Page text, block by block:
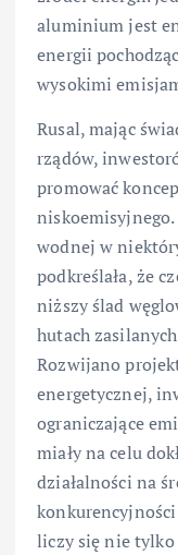
aluminium jest
energii
wysokimi
Rusal, mając
rządów,
promować
wodnej w
podkreślała, że
niższy ślad
hutach
Rozwijano
energetycznej,
ograniczające
miały na celu
działalności na
liczy się nie